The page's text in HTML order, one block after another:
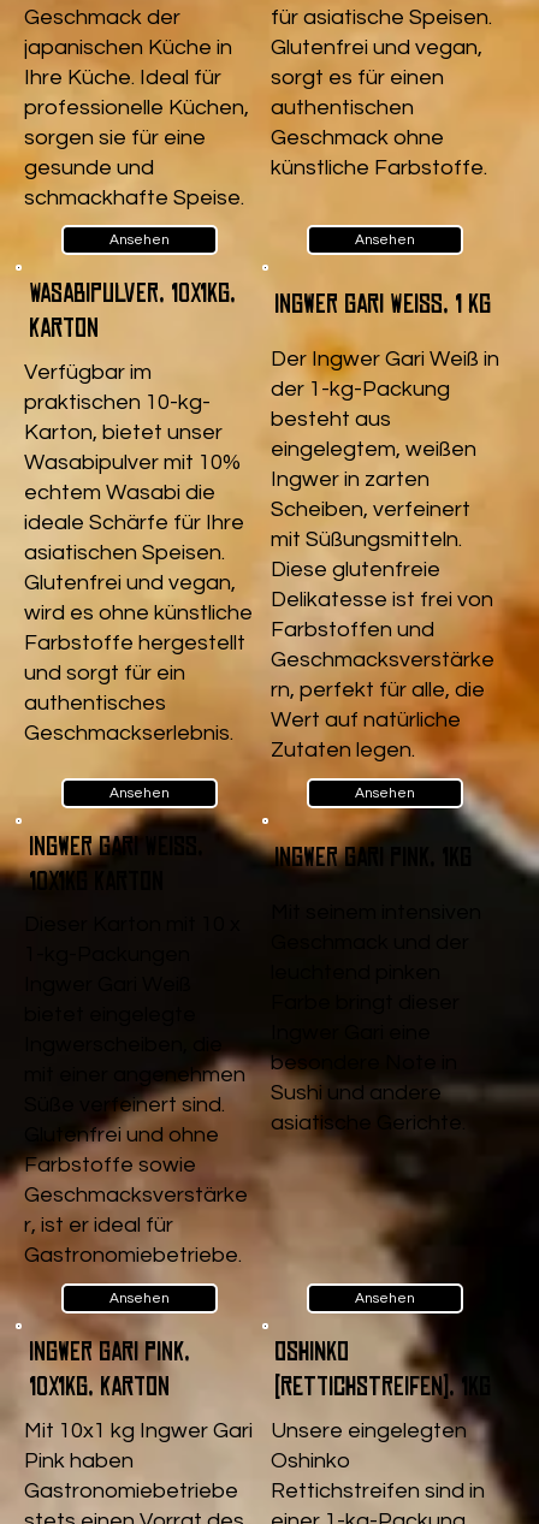
Geschmack der
japanischen Küche in
Ihre Küche. Ideal für
professionelle Küchen,
sorgen sie für eine
gesunde und
schmackhafte Speise.
Ansehen
für asiatische Speisen.
Glutenfrei und vegan,
sorgt es für einen
authentischen
Geschmack ohne
künstliche Farbstoffe.
Ansehen
Wasabipulver, 10x1kg,
Karton
Verfügbar im
praktischen 10-kg-
Karton, bietet unser
Wasabipulver mit 10%
echtem Wasabi die
ideale Schärfe für Ihre
asiatischen Speisen.
Glutenfrei und vegan,
wird es ohne künstliche
Farbstoffe hergestellt
und sorgt für ein
authentisches
Geschmackserlebnis.
Ansehen
Ingwer Gari Weiß, 1 kg
Der Ingwer Gari Weiß in
der 1-kg-Packung
besteht aus
eingelegtem, weißen
Ingwer in zarten
Scheiben, verfeinert
mit Süßungsmitteln.
Diese glutenfreie
Delikatesse ist frei von
Farbstoffen und
Geschmacksverstärke
rn, perfekt für alle, die
Wert auf natürliche
Zutaten legen.
Ansehen
Ingwer Gari Weiß,
10x1kg Karton
Ingwerscheiben, die
mit einer angenehmen
Süße verfeinert sind.
Glutenfrei und ohne
Farbstoffe sowie
Geschmacksverstärke
r, ist er ideal für
Gastronomiebetriebe.
Ansehen
Ingwer Gari pink, 1kg
besondere Note in
Sushi und andere
asiatische Gerichte.
Ansehen
Ingwer Gari pink,
10x1kg, Karton
Mit 10x1 kg Ingwer Gari
Pink haben
Gastronomiebetriebe
Oshinko
(Rettichstreifen), 1kg
Unsere eingelegten
Oshinko
Rettichstreifen sind in